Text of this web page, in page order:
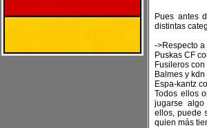
Pues antes
distintas
->Respecto a
Puskas CF
Fusileros
Balmes y
Espa-kantz
Todos ellos
jugarse
ellos, puede
quien más